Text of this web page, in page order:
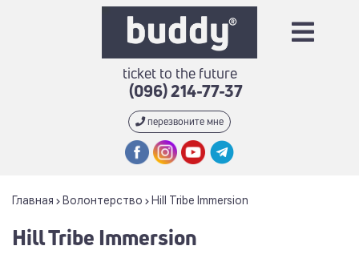
ticket to the future
(096) 214-77-37
перезвоните мне
Главная Волонтерство Hill Tribe Immersion
Hill Tribe Immersion